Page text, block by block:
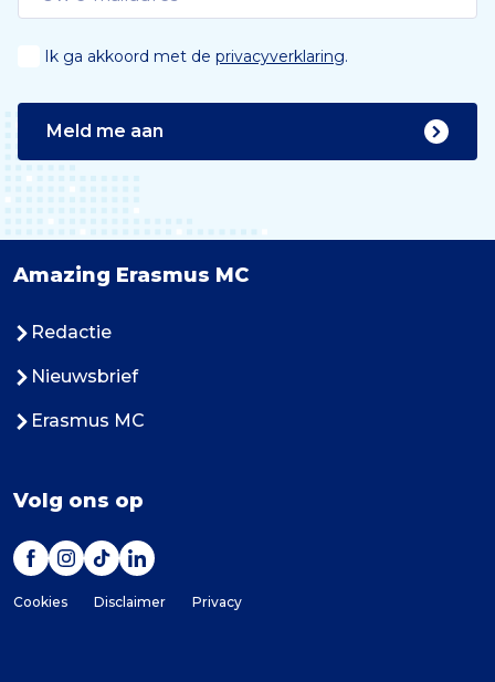
Ik ga akkoord met de privacyverklaring.
Meld me aan
Amazing Erasmus MC
Redactie
Nieuwsbrief
Erasmus MC
Volg ons op
Cookies Disclaimer Privacy